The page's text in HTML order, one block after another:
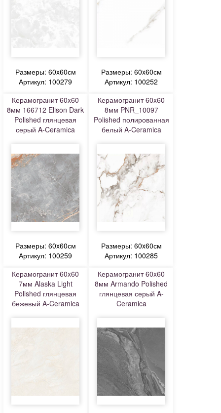
Размеры: 60x60см
Артикул: 100279
Размеры: 60x60см
Артикул: 100252
Керамогранит 60x60
8мм 166712 Elison Dark
Polished глянцевая
серый A-Ceramica
Размеры: 60x60см
Артикул: 100259
Керамогранит 60x60
8мм PNR_10097
Polished полированная
белый A-Ceramica
Размеры: 60x60см
Артикул: 100285
Керамогранит 60x60
7мм Alaska Light
Polished глянцевая
бежевый A-Ceramica
Керамогранит 60x60
8мм Armando Polished
глянцевая серый A-
Ceramica